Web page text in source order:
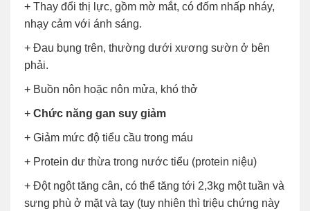
+ Thay đổi thị lực, gồm mờ mắt, có đốm nhấp nháy,
nhạy cảm với ánh sáng.
+ Đau bụng trên, thường dưới xương sườn ở bên
phải.
+ Buồn nôn hoặc nôn mửa, khó thở
+ Chức năng gan suy giảm
+ Giảm mức độ tiểu cầu trong máu
+ Protein dư thừa trong nước tiểu (protein niệu)
+ Đột ngột tăng cân, có thể tăng tới 2,3kg một tuần và
sưng phù ở mặt và tay (tuy nhiên thì triệu chứng này